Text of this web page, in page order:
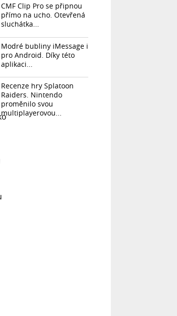
CMF Clip Pro se připnou
přímo na ucho. Otevřená
sluchátka...
Modré bubliny iMessage i
pro Android. Díky této
aplikaci...
Recenze hry Splatoon
Raiders. Nintendo
proměnilo svou
multiplayerovou...